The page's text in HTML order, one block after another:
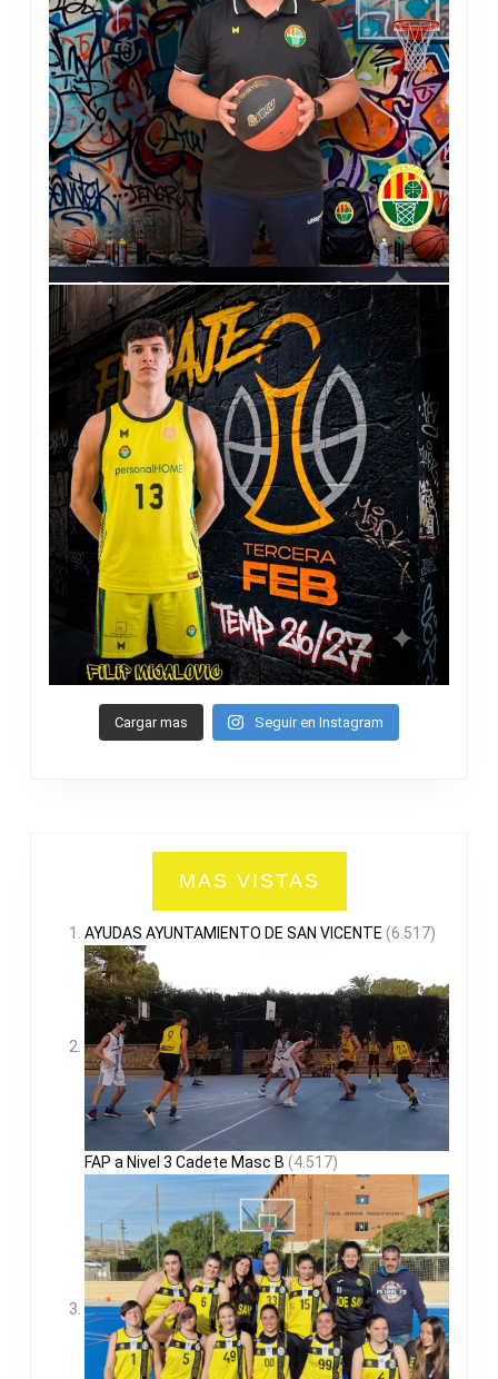
Cargar mas Seguir en Instagram
MAS VISTAS
AYUDAS AYUNTAMIENTO DE SAN VICENTE (6.517)
FAP a Nivel 3 Cadete Masc B (4.517)